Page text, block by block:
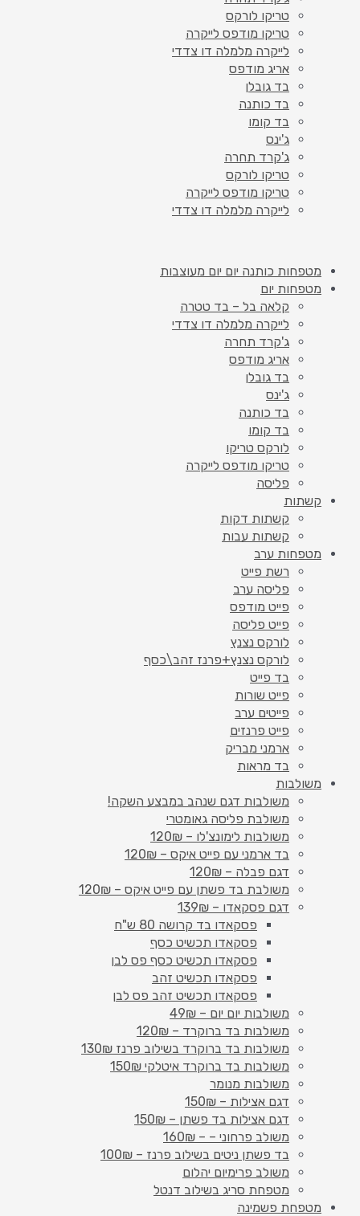
טריקו לורקס
טריקו מודפס לייקרה
לייקרה מלמלה דו צדדי
אריג מודפס
בד גובלן
בד כותנה
בד קומו
ג'ינס
ג'קרד תחרה
טריקו לורקס
טריקו מודפס לייקרה
לייקרה מלמלה דו צדדי
מטפחות כותנה יום יום מעוצבות
מטפחות יום
קלאה בל – בד טטרה
לייקרה מלמלה דו צדדי
ג'קרד תחרה
אריג מודפס
בד גובלן
ג'ינס
בד כותנה
בד קומו
לורקס טריקו
טריקו מודפס לייקרה
פליסה
קשתות
קשתות דקות
קשתות עבות
מטפחות ערב
רשת פייט
פליסה ערב
פייט מודפס
פייט פליסה
לורקס נצנץ
לורקס נצנץ+פרנז זהב\כסף
בד פייט
פייט שורות
פייטים ערב
פייט פרנזים
ארמני מבריק
בד מראות
משולבות
משולבות דגם שנהב במבצע השקה!
משולבת פליסה גאומטרי
משולבות לימונצ'לו – 120₪
בד ארמני עם פייט איקס – 120₪
דגם פבלה – 120₪
משולבת בד פשתן עם פייט איקס – 120₪
דגם פסקאדו – 139₪
פסקאדו בד קרושה 80 ש"ח
פסקאדו תכשיט כסף
פסקאדו תכשיט כסף פס לבן
פסקאדו תכשיט זהב
פסקאדו תכשיט זהב פס לבן
משולבות יום יום – 49₪
משולבות בד ברוקרד – 120₪
משולבות בד ברוקרד בשילוב פרנז 130₪
משולבות בד ברוקרד איטלקי 150₪
משולבות מנומר
דגם אצילות – 150₪
דגם אצילות בד פשתן – 150₪
משולב פרחוני – – 160₪
בד פשתן ניטים בשילוב פרנז – 100₪
משולב פרימיום יהלום
מטפחת סריג בשילוב דנטל
מטפחת פשמינה